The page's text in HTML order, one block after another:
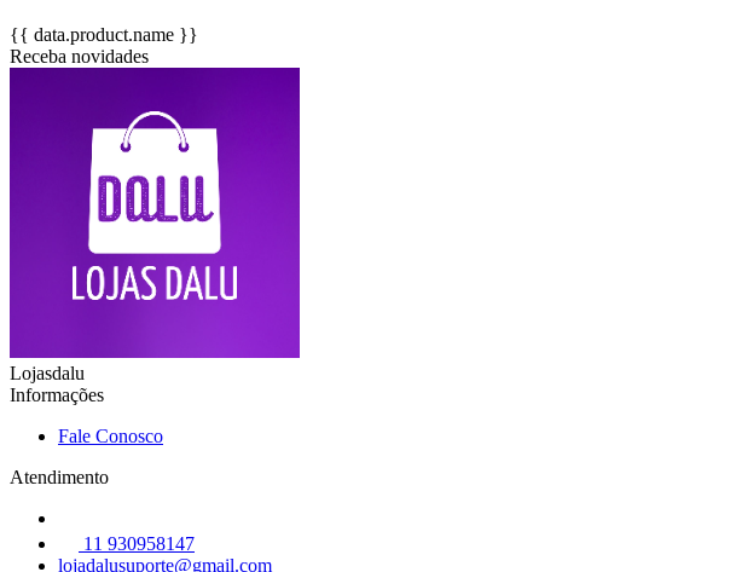
{{ data.product.name }}
Receba novidades
Lojasdalu
Informações
Fale Conosco
Atendimento
11 930958147
lojadalusuporte@gmail.com